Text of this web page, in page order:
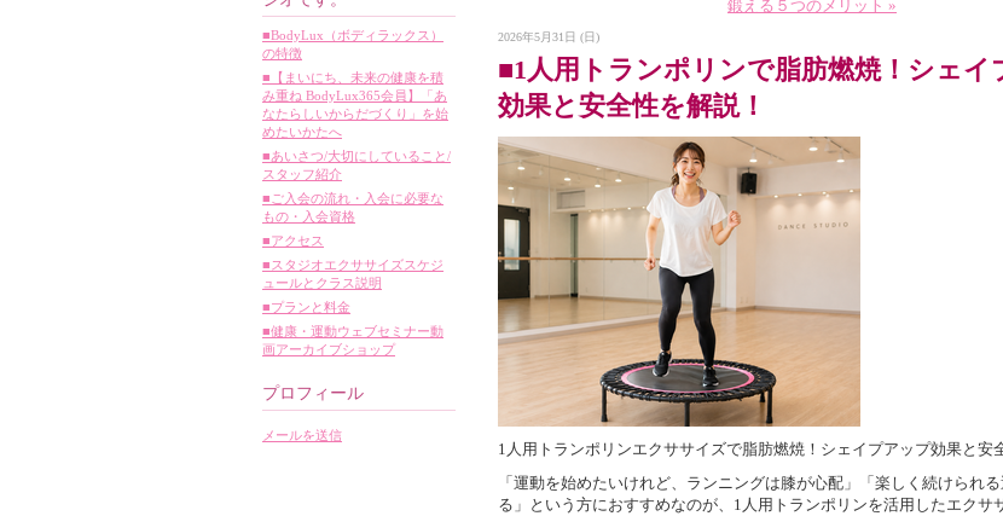
■BodyLux（ボディラックス）
の特徴
■【まいにち、未来の健康を積
み重ね BodyLux365会員】「あ
なたらしいからだづくり」を始
めたいかたへ
■あいさつ/大切にしていること/
スタッフ紹介
■ご入会の流れ・入会に必要な
もの・入会資格
■アクセス
■スタジオエクササイズスケジ
ュールとクラス説明
■プランと料金
■健康・運動ウェブセミナー動
画アーカイブショップ
プロフィール
メールを送信
鍛える５つのメリット »
2026年5月31日 (日)
■1人用トランポリンで脂肪燃焼！シェイ
効果と安全性を解説！
1人用トランポリンエクササイズで脂肪燃焼！シェイプアップ効果と安
「運動を始めたいけれど、ランニングは膝が心配」「楽しく続けられ
る」という方におすすめなのが、1人用トランポリンを活用したエクサ